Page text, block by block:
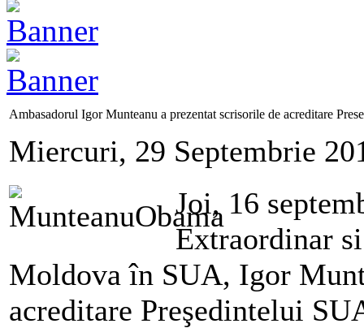
Ambasadorul Igor Munteanu a prezentat scrisorile de acreditare
Miercuri, 29 Septembrie
Joi, 16
Extraordinar
Moldova în SUA, Igor
acreditare Preşedintelui